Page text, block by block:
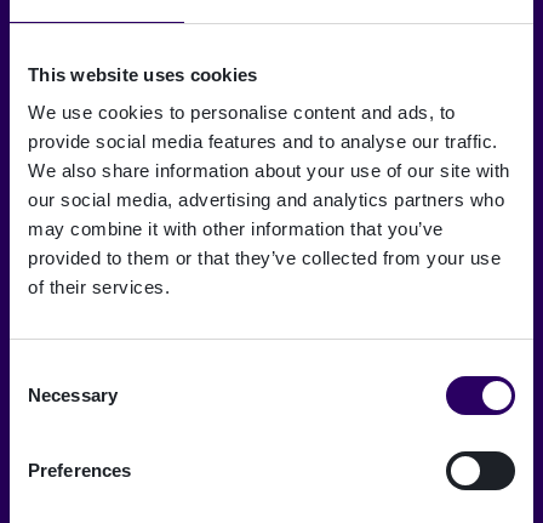
This website uses cookies
We use cookies to personalise content and ads, to
provide social media features and to analyse our traffic.
We also share information about your use of our site with
our social media, advertising and analytics partners who
may combine it with other information that you’ve
provided to them or that they’ve collected from your use
of their services.
Selection
Necessary
Preferences
Suomi
Tietoa meistä
Ura Signicatilla
Signicat Privacy and Cookie Policy
Lehdistötiedotteet
Accessibility statement